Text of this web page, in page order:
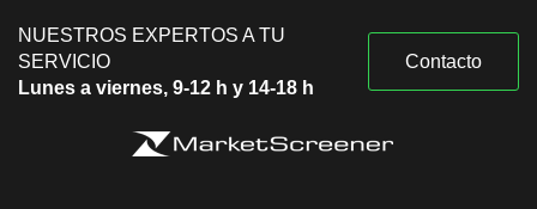
NUESTROS EXPERTOS A TU
SERVICIO
Lunes a viernes, 9-12 h y 14-18 h
Contacto